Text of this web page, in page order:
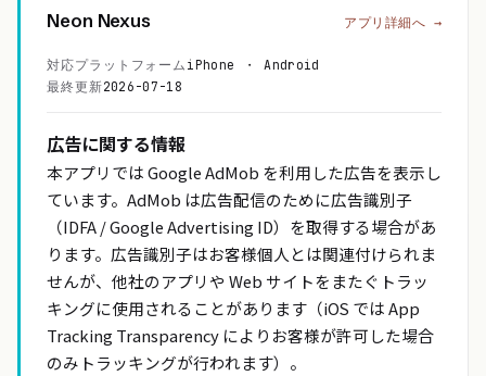
Neon Nexus アプリ詳細へ →
対応プラットフォーム iPhone ・ Android
最終更新2026-07-18
広告に関する情報
本アプリでは Google AdMob を利用した広告を表示し
ています。AdMob は広告配信のために広告識別子
（IDFA / Google Advertising ID）を取得する場合があ
ります。広告識別子はお客様個人とは関連付けられま
せんが、他社のアプリや Web サイトをまたぐトラッ
キングに使用されることがあります（iOS では App
Tracking Transparency によりお客様が許可した場合
のみトラッキングが行われます）。